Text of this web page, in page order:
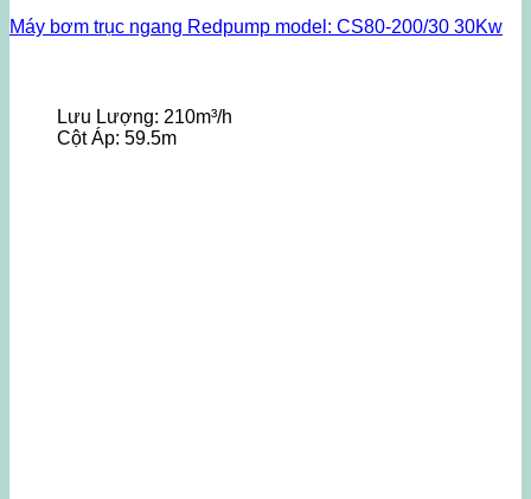
Máy bơm trục ngang Redpump model: CS80-200/30 30Kw
Lưu Lượng: 210m³/h
Cột Áp: 59.5m